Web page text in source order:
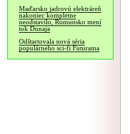
Maďarsko jadrovú elektráreň
nakoniec kompletne
neodstavilo, Rumunsko mení
tok Dunaja
Odštartovala nová séria
populárneho sci-fi Futurama